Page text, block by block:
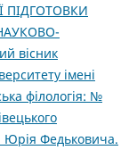
ПІДГОТОВКИ
вісник
імені
філологія: №
Юрія Федьковича.